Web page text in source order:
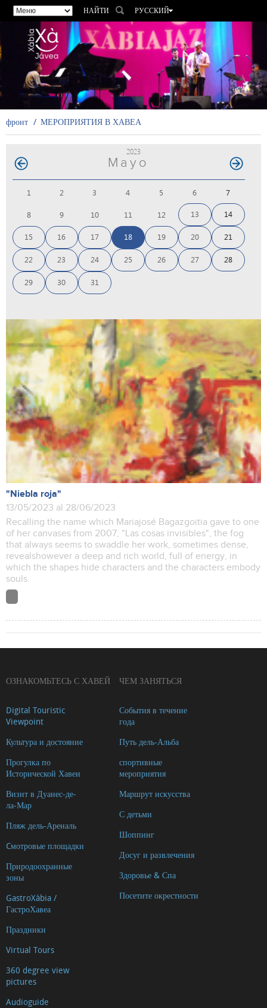
НАЙТИ
РУССКИЙ
ESPAÑOL
VALENCIÀ
FRANÇAIS
DEUTSCH
фронт МЕРОПРИЯТИЯ В ХАВЕА
2023
Mayo
1 2 3 4 5 6 7
8 9 10 11 12 13 14
15 16 17 18 19 20 21
22 23 24 25 26 27 28
29 30 31
"Niebla roja"
13/05/2023 al 28/06/2023
Recalling the name which Mariajosé Bagazgoitia gave to one
of her canvases from 2007, "Las cosas invisibles", the fog
that always seems to swaddle her work, sometimes dense,
revealshowever a deep and rich world, full of energy, in
which the shapes hide characters and the characters embody
souls.
ОЗНАКОМЬТЕСЬ С ХАВЕЙ
Digital Touristic
Viewpoint
Культура и достояние
Прогулка по
Исторической Хавеи
Визит в Дуанес-де-
ла-Мар
Пляж дель-Ареналь
Cмотровые площадки
Природоохранные
зоны
GastroXàbia /
ГастроХавеа
Праздники
Virtual Tours
360 degree view
pictures
Audioguide
ЧЕМ ЗАНЯТЬСЯ
События в течение
года
Путь дель-Альба
спортивные
мероприятия
Маршрут искусства
С детьми
Шоппинг
Досуг и развлечения
Здоровье & Спа
Посетите окрестности